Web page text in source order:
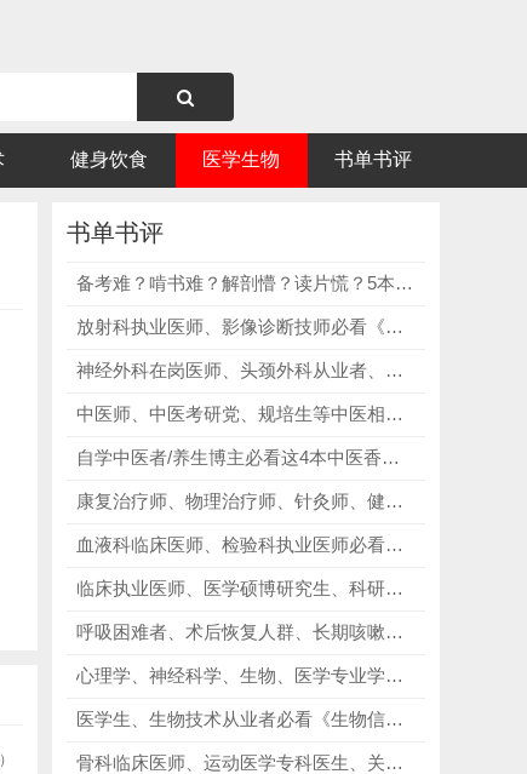
健身饮食 医学生物 书单书评
书单书评
备考难？啃书难？解剖懵？读片慌？5本口腔医学专业必修教辅，精准破解读剖抽象、考点杂乱、读片困难、备考无方向核心痛点！
放射科执业医师、影像诊断技师必看《影像学解剖图谱第2卷：腹部盆腔》，细化腹盆解剖，提升断层影像诊断能力！
神经外科在岗医师、头颈外科从业者、耳鼻喉口腔专科必看《头、颈与颅脑解剖学 第2版》，理清筋膜层次，规避术中血管损伤！
中医师、中医考研党、规培生等中医相关人群必看《陈门绝学拯救"开方选择困难症"》，结合临床案例讲解开方技巧、时方应用与辨证思维！
自学中医者/养生博主必看这4本中医香疗书籍，每一本书都有明确的核心价值，入门、实操、调理、进阶，一站式解决所有中医香疗相关痛点！
康复治疗师、物理治疗师、针灸师、健身教练、运动医学学生必看《应用肌动学肌肉测试手册》，掌握肌肉测试技巧、精准定位触发点！
血液科临床医师、检验科执业医师必看《Hoffbrands Essential Haematology｜第9版 2025全新改版》，对照高清图谱，精进血细胞形态判读！
临床执业医师、医学硕博研究生、科研学术人员必看《AMA美国医学会写作指南第11版》，规范SCI格式，降低返修拒稿概率！
呼吸困难者、术后恢复人群、长期咳嗽者，以及物理治疗师、康复治疗从业者、康复学习者必看《心肺物理治疗学》，改善呼吸状态、守护心肺健康！
心理学、神经科学、生物、医学专业学生，考研申博党、科研入门者必看《认知神经科学（第5版）》，解锁认知神经科学的奥秘！
医学生、生物技术从业者必看《生物信息学与功能基因组学》（原著第三版），全方位覆盖生信学习与科研的核心需求！
骨科临床医师、运动医学专科医生、关节外科骨干、康复科诊疗师、骨科科研进修人员、医学留学人群必看《Noyes膝关节疾病》第2版，深耕置换截骨、攻克复杂膝病变！